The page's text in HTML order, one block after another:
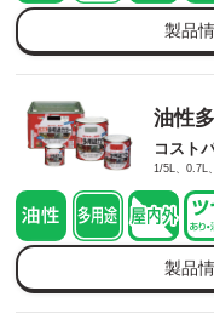
製品
油性
コスト
1/5L、0.7L
製品